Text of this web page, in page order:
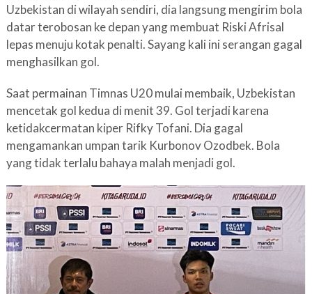
Uzbekistan di wilayah sendiri, dia langsung mengirim bola
datar terobosan ke depan yang membuat Riski Afrisal
lepas menuju kotak penalti. Sayang kali ini serangan gagal
menghasilkan gol.
Saat permainan Timnas U20 mulai membaik, Uzbekistan
mencetak gol kedua di menit 39. Gol terjadi karena
ketidakcermatan kiper Rifky Tofani. Dia gagal
mengamankan umpan tarik Kurbonov Ozodbek. Bola
yang tidak terlalu bahaya malah menjadi gol.